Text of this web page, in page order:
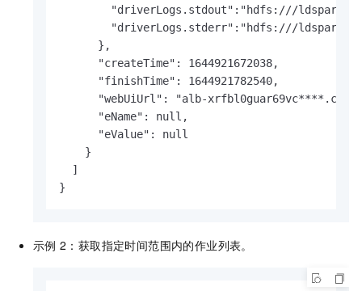
"driverLogs.stdout":"hdfs:///ldspark/
"driverLogs.stderr":"hdfs:///ldspark/
      },
      "createTime": 1644921672038,
      "finishTime": 1644921782540,
"webUiUrl": "alb-xrfbl0guar69vc****.cn-
      "eName": null,
      "eValue": null
    }
  ]
}
示例 2：获取指定时间范围内的作业列表。